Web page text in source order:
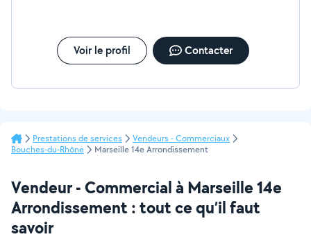
Voir le profil Contacter
Prestations de services
Vendeurs - Commerciaux
Bouches-du-Rhône
Marseille 14e Arrondissement
Vendeur - Commercial à Marseille 14e
Arrondissement : tout ce qu’il faut
savoir